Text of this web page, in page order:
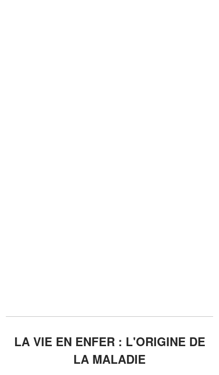
LA VIE EN ENFER : L'ORIGINE DE
LA MALADIE